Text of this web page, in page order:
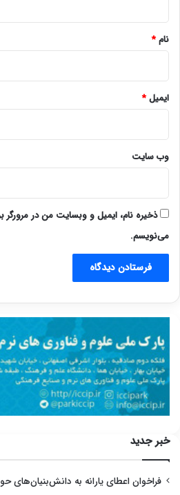
نام*
ایمیل*
وب‌ سایت
ذخیره نام، ایمیل و وبسایت من در مرورگر
می‌نویسم.
خبر جدید
فراخوان اعطای یارانه به